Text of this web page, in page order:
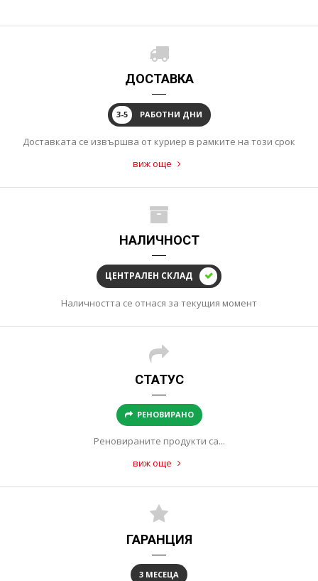
ДОСТАВКА
3-5 РАБОТНИ ДНИ
Доставката се извършва от куриер в рамките на този срок
виж още
НАЛИЧНОСТ
ЦЕНТРАЛЕН СКЛАД
Наличността се отнася за текущия момент
СТАТУС
РЕНОВИРАНО
Реновираните продукти са...
виж още
ГАРАНЦИЯ
3 МЕСЕЦА